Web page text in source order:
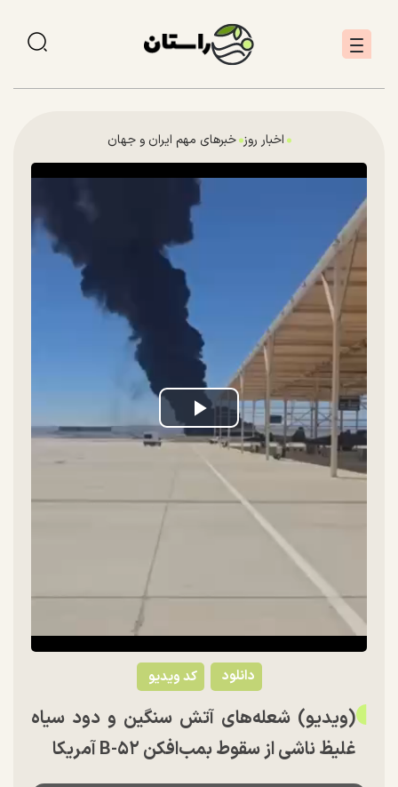
اخبار روز خبرهای مهم ایران و جهان
Play
کد ویدیو دانلود
(ویدیو) شعله‌های آتش سنگین و دود سیاه
غلیظ ناشی از سقوط بمب‌افکن B-۵۲ آمریکا